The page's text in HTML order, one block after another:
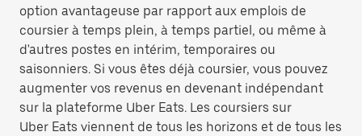
option avantageuse par rapport aux emplois de
coursier à temps plein, à temps partiel, ou même à
d'autres postes en intérim, temporaires ou
saisonniers. Si vous êtes déjà coursier, vous pouvez
augmenter vos revenus en devenant indépendant
sur la plateforme Uber Eats. Les coursiers sur
Uber Eats viennent de tous les horizons et de tous les